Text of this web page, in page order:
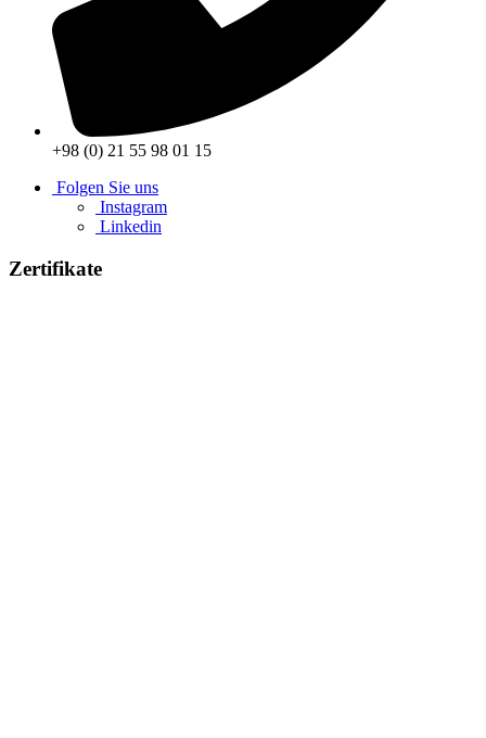
+98 (0) 21 55 98 01 15
Folgen Sie uns
Instagram
Linkedin
Zertifikate